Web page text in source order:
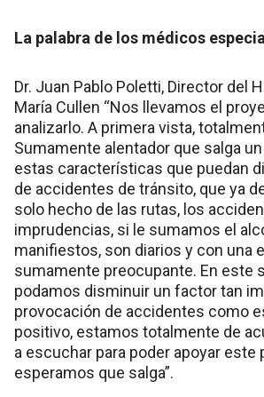
La palabra de los médicos
Dr. Juan Pablo Poletti, Director del
María Cullen “Nos llevamos el
analizarlo. A primera vista,
Sumamente alentador que salga
estas características que puedan
de accidentes de tránsito, que ya
solo hecho de las rutas, los
imprudencias, si le sumamos el
manifiestos, son diarios y con una
sumamente preocupante. En este
podamos disminuir un factor tan
provocación de accidentes como
positivo, estamos totalmente de
a escuchar para poder apoyar este
esperamos que salga”.